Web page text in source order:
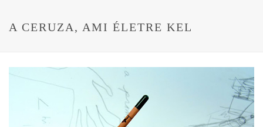
A CERUZA, AMI ÉLETRE KEL